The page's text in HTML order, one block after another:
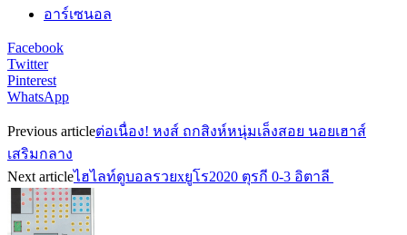
อาร์เซนอล
Facebook
Twitter
Pinterest
WhatsApp
Previous articleต่อเนื่อง! หงส์ ถกสิงห์หนุ่มเล็งสอย นอยเฮาส์
เสริมกลาง
Next articleไฮไลท์ดูบอลรวยxยูโร2020 ตุรกี 0-3 อิตาลี